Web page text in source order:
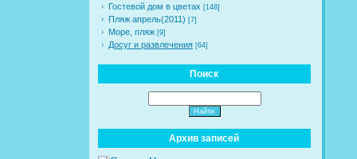
Гостевой дом в цветах [148]
Пляж апрель(2011) [7]
Море, пляж [9]
Досуг и развлечения [64]
Поиск
Архив записей